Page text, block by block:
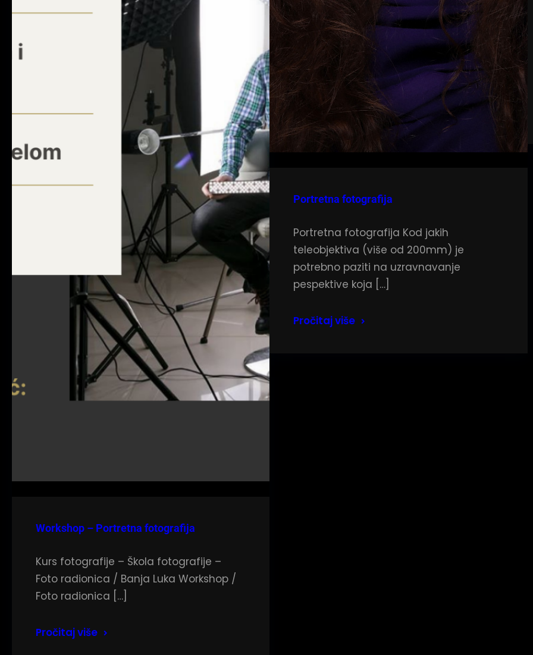
Workshop – Portretna fotografija
Kurs fotografije – Škola fotografije –
Foto radionica / Banja Luka Workshop /
Foto radionica […]
Pročitaj više
Portretna fotografija
Portretna fotografija Kod jakih
teleobjektiva (više od 200mm) je
potrebno paziti na uzravnavanje
pespektive koja […]
Pročitaj više